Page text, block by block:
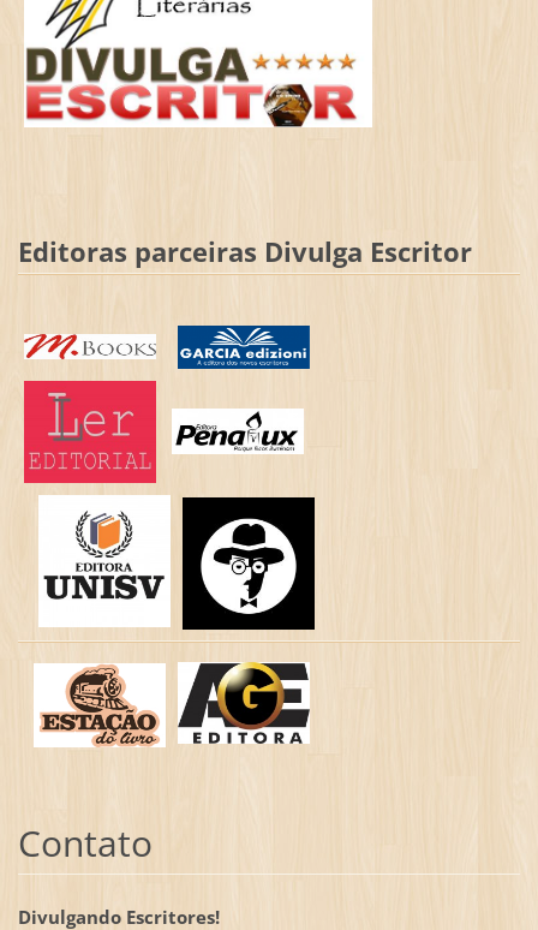
Editoras parceiras Divulga Escritor
Contato
Divulgando Escritores!